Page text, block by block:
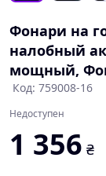
Фонари на
налобный
мощный,
Код: 759008-16
Недоступен
1 356 ₴